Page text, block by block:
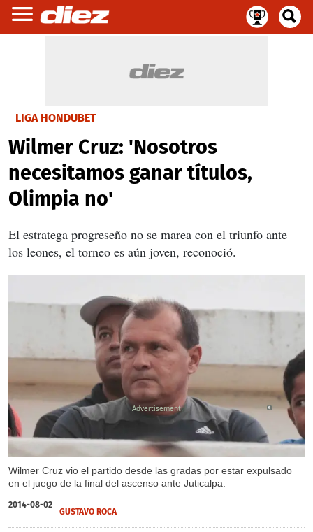
LIGA HONDUBET
Wilmer Cruz: 'Nosotros
necesitamos ganar títulos,
Olimpia no'
El estratega progreseño no se marea con el triunfo ante
los leones, el torneo es aún joven, reconoció.
Wilmer Cruz vio el partido desde las gradas por estar expulsado
en el juego de la final del ascenso ante Juticalpa.
X
2014-08-02
GUSTAVO ROCA